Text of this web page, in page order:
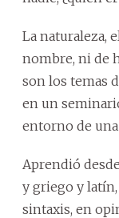
La naturaleza,
nombre, ni de
son los temas
en un
entorno de
Aprendió
y griego y
sintaxis, en